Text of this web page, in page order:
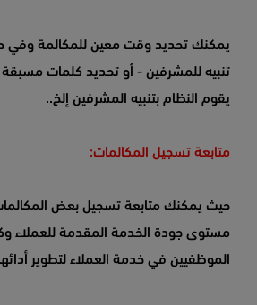
يمكنك تحديد وقت معين للمكالمة وفي
تنبيه للمشرفين - أو تحديد كلمات مسبقة
يقوم النظام بتنبيه المشرفين إلخ..
متابعة تسجيل المكالمات:
حيث يمكنك متابعة تسجيل بعض
مستوى جودة الخدمة المقدمة للعملاء
الموظفيين في خدمة العملاء لتطوير